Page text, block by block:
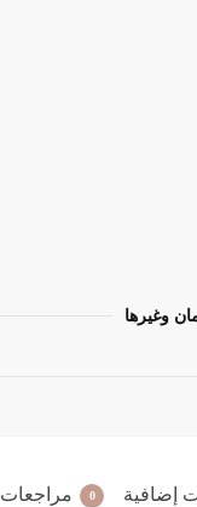
إضافية مراجعات 0